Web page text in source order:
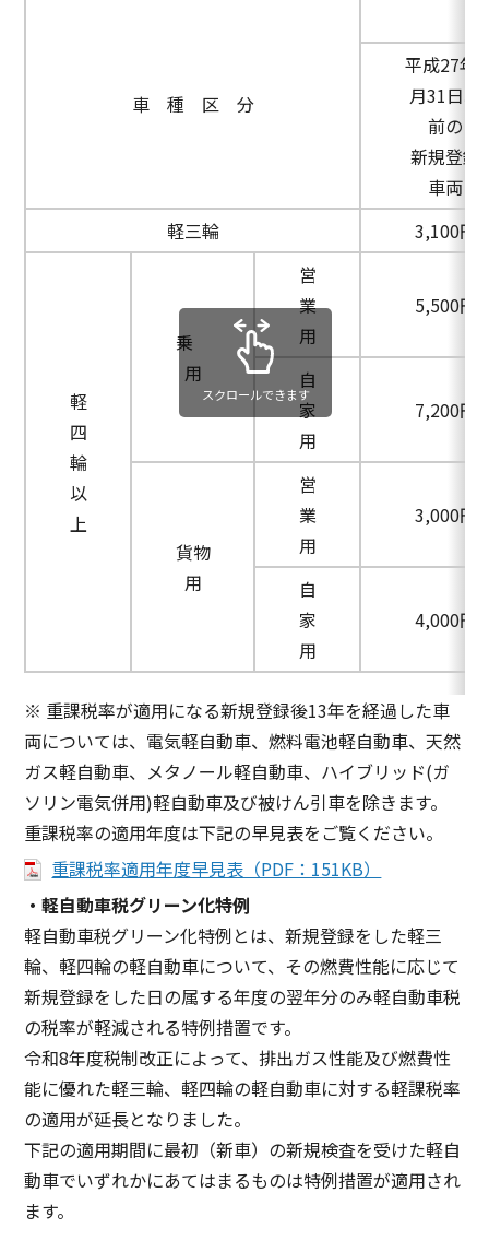
車 種 区 分
平成27年3
月31日以
前の
新規登録
車両
軽三輪
3,100円
軽
四
輪
以
上
乗
用
営
業
用
5,500円
自
家
用
7,200円
貨物
用
営
業
用
3,000円
自
家
用
4,000円
スクロールできます
※ 重課税率が適用になる新規登録後13年を経過した車
両については、電気軽自動車、燃料電池軽自動車、天然
ガス軽自動車、メタノール軽自動車、ハイブリッド(ガ
ソリン電気併用)軽自動車及び被けん引車を除きます。
重課税率の適用年度は下記の早見表をご覧ください。
重課税率適用年度早見表（PDF：151KB）
・軽自動車税グリーン化特例
軽自動車税グリーン化特例とは、新規登録をした軽三
輪、軽四輪の軽自動車について、その燃費性能に応じて
新規登録をした日の属する年度の翌年分のみ軽自動車税
の税率が軽減される特例措置です。
令和8年度税制改正によって、排出ガス性能及び燃費性
能に優れた軽三輪、軽四輪の軽自動車に対する軽課税率
の適用が延長となりました。
下記の適用期間に最初（新車）の新規検査を受けた軽自
動車でいずれかにあてはまるものは特例措置が適用され
ます。